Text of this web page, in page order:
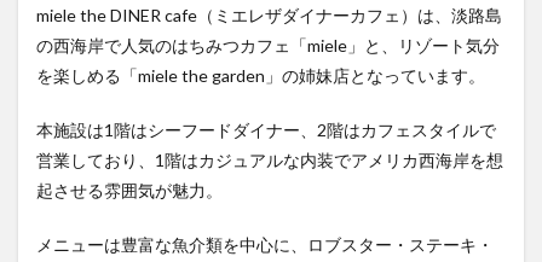
miele the DINER cafe（ミエレザダイナーカフェ）は、淡路島
の西海岸で人気のはちみつカフェ「miele」と、リゾート気分
を楽しめる「miele the garden」の姉妹店となっています。
本施設は1階はシーフードダイナー、2階はカフェスタイルで
営業しており、1階はカジュアルな内装でアメリカ西海岸を想
起させる雰囲気が魅力。
メニューは豊富な魚介類を中心に、ロブスター・ステーキ・